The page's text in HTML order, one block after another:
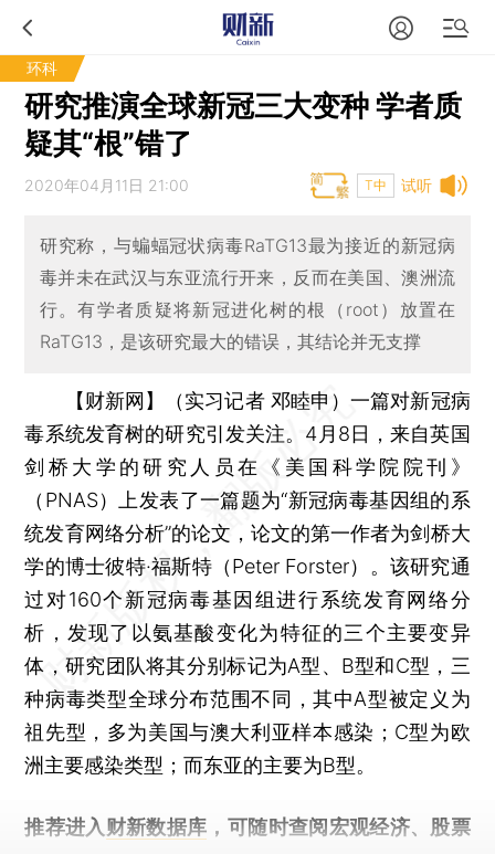
环科
研究推演全球新冠三大变种 学者质
疑其“根”错了
试听
2020年04月11日 21:00 T中
研究称，与蝙蝠冠状病毒RaTG13最为接近的新冠病
毒并未在武汉与东亚流行开来，反而在美国、澳洲流
行。有学者质疑将新冠进化树的根（root）放置在
RaTG13，是该研究最大的错误，其结论并无支撑
【财新网】（实习记者 邓睦申）一篇对新冠病
毒系统发育树的研究引发关注。4月8日，来自英国
剑桥大学的研究人员在《美国科学院院刊》
（PNAS）上发表了一篇题为“新冠病毒基因组的系
统发育网络分析”的论文，论文的第一作者为剑桥大
学的博士彼特·福斯特（Peter Forster）。该研究通
过对160个新冠病毒基因组进行系统发育网络分
析，发现了以氨基酸变化为特征的三个主要变异
体，研究团队将其分别标记为A型、B型和C型，三
种病毒类型全球分布范围不同，其中A型被定义为
祖先型，多为美国与澳大利亚样本感染；C型为欧
洲主要感染类型；而东亚的主要为B型。
推荐进入 财新数据库 ，可随时查阅宏观经济、股票